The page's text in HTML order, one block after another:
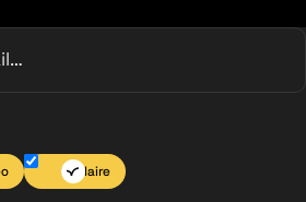
Scolaire